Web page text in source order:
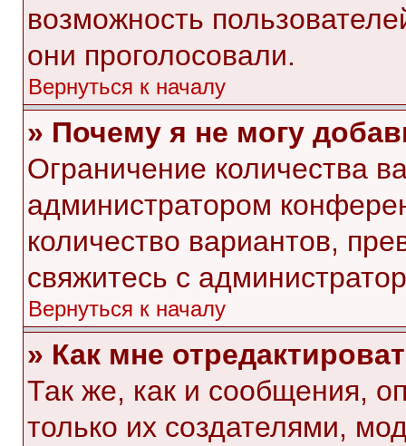
возможность
они проголосовали.
Вернуться к началу
» Почему я не могу
Ограничение количества
администратором
количество вариантов,
свяжитесь с
Вернуться к началу
» Как мне
Так же, как и сообщения,
только их создателями,